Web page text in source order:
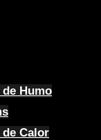
Humo
Calor